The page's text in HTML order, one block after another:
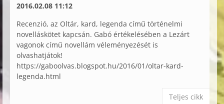
2016.02.08 11:12
Recenzió, az Oltár, kard, legenda című történelmi
novelláskötet kapcsán. Gabó értékelésében a Lezárt
vagonok című novellám véleményezését is
olvashatjátok!
https://gaboolvas.blogspot.hu/2016/01/oltar-kard-
legenda.html
Teljes cikk